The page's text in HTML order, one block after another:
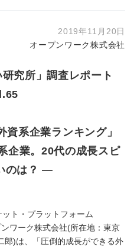
2019年11月20日
オープンワーク株式会社
究所」調査レポート
資系企業ランキング」
企業。20代の成長スピ
のは？ ―
ト・プラットフォーム
ワーク株式会社(所在地：東京
郎)は、「圧倒的成長ができる外